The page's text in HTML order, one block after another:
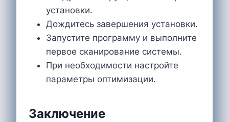
установки.
Дождитесь завершения установки.
Запустите программу и выполните
первое сканирование системы.
При необходимости настройте
параметры оптимизации.
Заключение